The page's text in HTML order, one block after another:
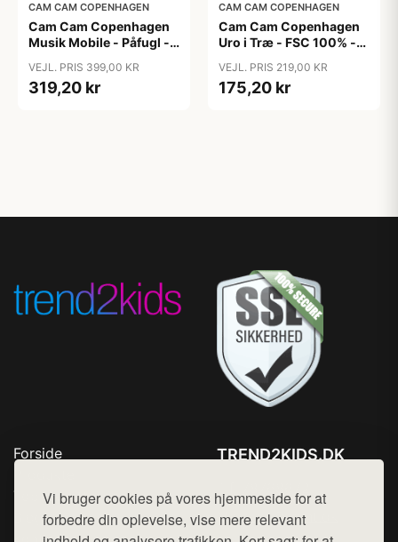
Vi bruger cookies på vores hjemmeside for at
forbedre din oplevelse, vise mere relevant
CAM CAM COPENHAGEN
Cam Cam Copenhagen
Musik Mobile - Påfugl -
VEJL. PRIS 399,00 KR
319,20 kr
CAM CAM COPENHAGEN
Cam Cam Copenhagen
Uro i Træ - FSC 100% -
VEJL. PRIS 219,00 KR
175,20 kr
Forside
Top Rabatter
Blog
TREND2KIDS.DK
Mail: hej@want.dk